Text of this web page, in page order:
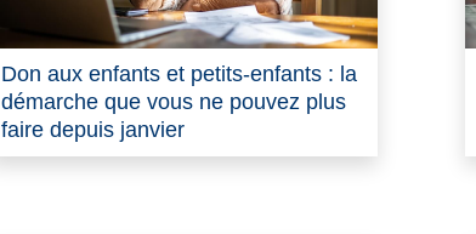
Don aux enfants et petits-enfants : la
démarche que vous ne pouvez plus
faire depuis janvier